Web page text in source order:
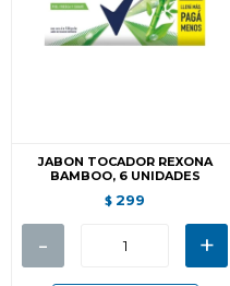
JABON TOCADOR REXONA
BAMBOO, 6 UNIDADES
$ 299
- +